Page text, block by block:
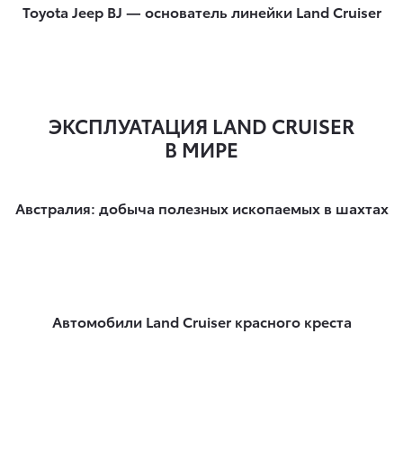
Toyota Jeep BJ — основатель линейки Land Cruiser
ЭКСПЛУАТАЦИЯ LAND CRUISER
В МИРЕ
Австралия: добыча полезных ископаемых в шахтах
Автомобили Land Cruiser красного креста